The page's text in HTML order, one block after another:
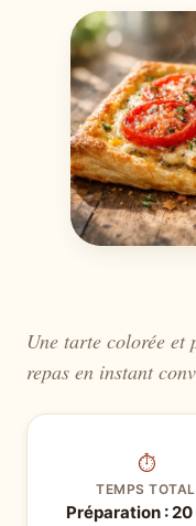
Une tarte colorée et
repas en instant
⏱
TEMPS TOTAL
Préparation :